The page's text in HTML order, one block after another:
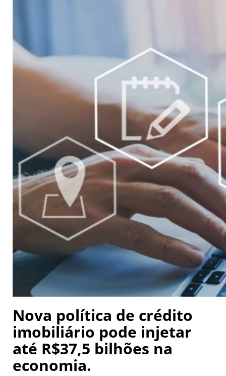
Nova política de crédito
imobiliário pode injetar
até R$37,5 bilhões na
economia.